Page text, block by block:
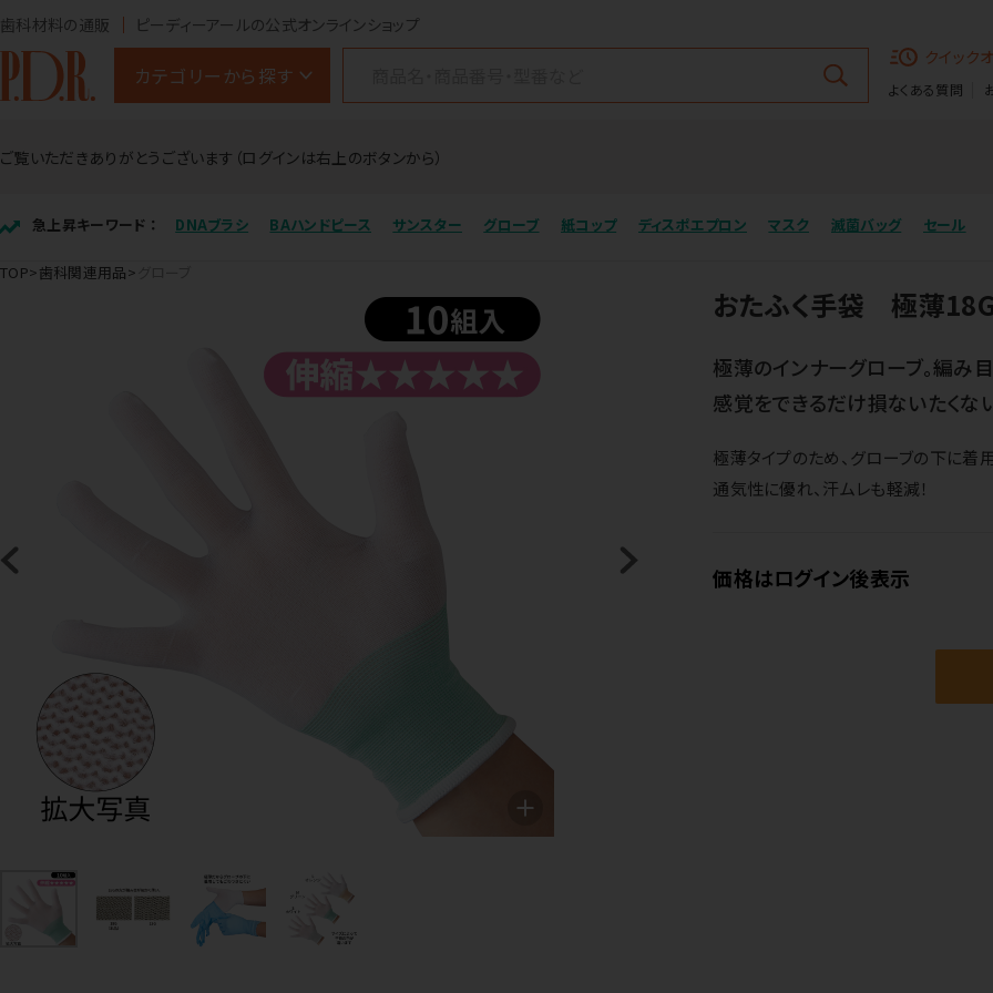
歯科材料の通販 ピーディーアールの公式オンラインショップ
カテゴリーから探す
クイック
よくある質問
ご覧いただきありがとうございます（ログインは右上のボタンから）
急上昇キーワード ： DNAブラシ BAハンドピース サンスター グローブ 紙コップ ディスポエプロン マスク 滅菌バッグ セール
TOP 歯科関連用品
おたふく手袋 極薄
極薄のインナーグローブ。編み
感覚をできるだけ損ないたくな
極薄タイプのため、グローブの下に着
通気性に優れ、汗ムレも軽減！
価格はログイン後表示